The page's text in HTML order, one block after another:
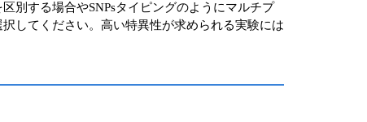
別する場合やSNPsタイピングのようにマルチプ
してください。高い特異性が求められる実験には